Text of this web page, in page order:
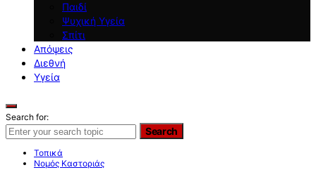
Παιδί
Ψυχική Υγεία
Σπίτι
Απόψεις
Διεθνή
Υγεία
Search for:
Search
Τοπικά
Νομός Καστοριάς